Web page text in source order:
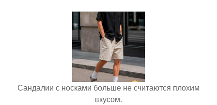
Сандалии с носками больше не считаются плохим
вкусом.